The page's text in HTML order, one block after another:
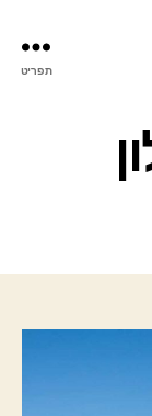
תפריט